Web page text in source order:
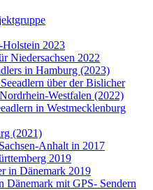
2023
Niedersachsen 2022
in Hamburg (2023)
über der Bislicher
Westfalen (2022)
in Westmecklenburg
(2021)
Anhalt in 2017
2019
in Dänemark 2019
Dänemark mit GPS- Sendern